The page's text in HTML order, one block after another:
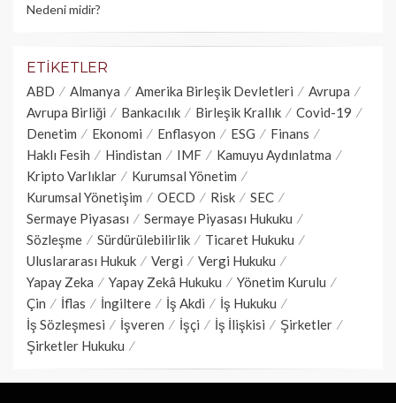
Nedeni midir?
ETIKETLER
ABD Almanya Amerika Birleşik Devletleri
Avrupa
Avrupa Birliği
Bankacılık Birleşik Krallık
Covid-19
Denetim
Ekonomi Enflasyon ESG
Finans
Haklı Fesih
Hindistan IMF
Kamuyu Aydınlatma
Kripto Varlıklar
Kurumsal Yönetim
Kurumsal Yönetişim
OECD Risk
SEC
Sermaye Piyasası
Sermaye Piyasası Hukuku
Sözleşme
Sürdürülebilirlik
Ticaret Hukuku
Uluslararası Hukuk
Vergi
Vergi Hukuku
Yapay Zeka
Yapay Zekâ Hukuku
Yönetim Kurulu
Çin
İflas İngiltere İş Akdi
İş Hukuku
İş Sözleşmesi
İşveren İşçi İş İlişkisi
Şirketler
Şirketler Hukuku